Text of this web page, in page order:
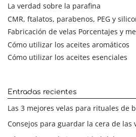
La verdad sobre la parafina
CMR, ftalatos, parabenos, PEG y
Fabricación de velas Porcentajes y
Cómo utilizar los aceites aromáticos
Cómo utilizar los aceites esenciales
Entradas recientes
Las 3 mejores velas para rituales de
Consejos para guardar la cera de las